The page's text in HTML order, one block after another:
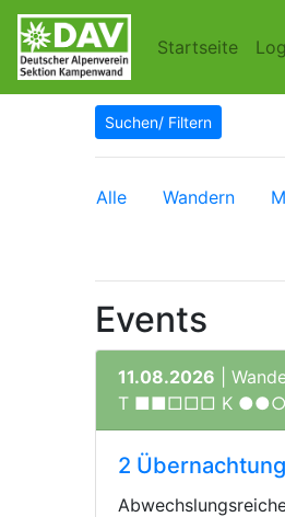
Startseite
Suchen/ Filtern
Alle Wandern
Events
11.08.2026 |
T ■■□□□ K
2